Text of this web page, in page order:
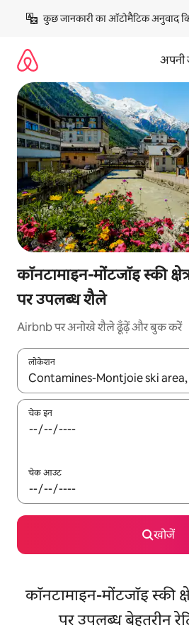
छोड़कर
कॉन्टेंट
कुछ जानकारी का ऑटोमैटिक अनुवाद
अपनी
कॉनटामाइन-मोंटजॉइ स्की
पर उपलब्ध शैले
Airbnb पर अनोखे शैले ढूँढ़ें और बुक करें
लोकेशन
नतीजों के उपलब्ध होने पर, अप और डाउन
चेक इन
चेक आउट
खोजें
कॉनटामाइन-मोंटजॉइ स्की
पर उपलब्ध बेहतरीन